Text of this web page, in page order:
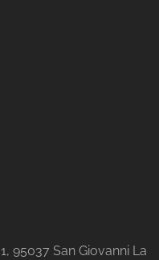
95037 San Giovanni La